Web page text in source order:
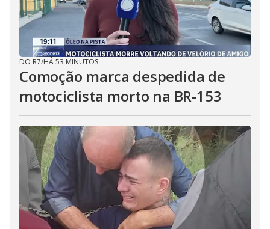
DO R7/HÁ 53 MINUTOS
Comoção marca despedida de
motociclista morto na BR-153